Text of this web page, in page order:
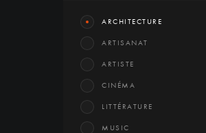
ARCHITECTURE
ARTISANAT
ARTISTE
CINÉMA
LITTÉRATURE
MUSIC